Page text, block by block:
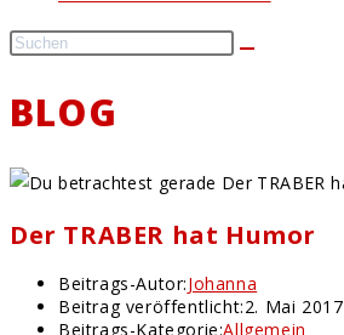
BLOG
Der TRABER hat Humor
Beitrags-Autor:Johanna
Beitrag veröffentlicht:2. Mai 2017
Beitrags-Kategorie:Allgemein